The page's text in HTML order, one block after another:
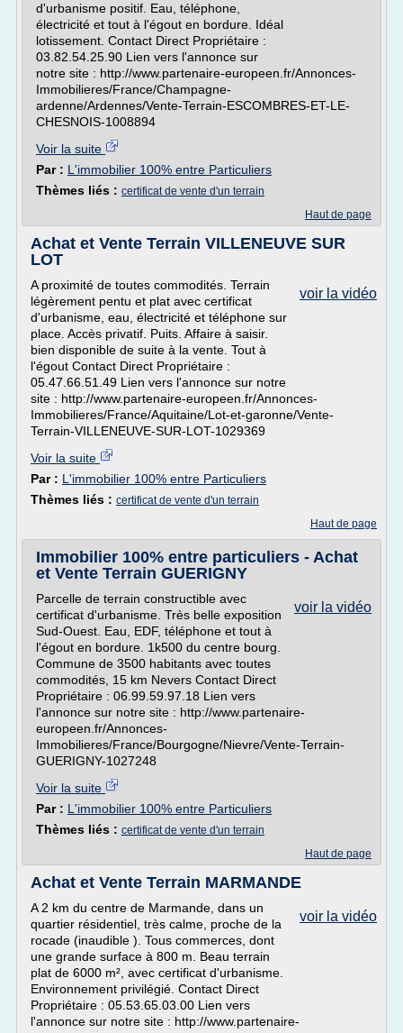
d'urbanisme positif. Eau, téléphone,
électricité et tout à l'égout en bordure. Idéal
lotissement. Contact Direct Propriétaire :
03.82.54.25.90 Lien vers l'annonce sur
notre site : http://www.partenaire-europeen.fr/Annonces-
Immobilieres/France/Champagne-
ardenne/Ardennes/Vente-Terrain-ESCOMBRES-ET-LE-
CHESNOIS-1008894
Voir la suite
Par : L'immobilier 100% entre Particuliers
Thèmes liés : certificat de vente d'un terrain
Haut de page
Achat et Vente Terrain VILLENEUVE SUR
LOT
voir la vidéo
A proximité de toutes commodités. Terrain
légèrement pentu et plat avec certificat
d'urbanisme, eau, électricité et téléphone sur
place. Accès privatif. Puits. Affaire à saisir.
bien disponible de suite à la vente. Tout à
l'égout Contact Direct Propriétaire :
05.47.66.51.49 Lien vers l'annonce sur notre
site : http://www.partenaire-europeen.fr/Annonces-
Immobilieres/France/Aquitaine/Lot-et-garonne/Vente-
Terrain-VILLENEUVE-SUR-LOT-1029369
Voir la suite
Par : L'immobilier 100% entre Particuliers
Thèmes liés : certificat de vente d'un terrain
Haut de page
Immobilier 100% entre particuliers - Achat
et Vente Terrain GUERIGNY
voir la vidéo
Parcelle de terrain constructible avec
certificat d'urbanisme. Très belle exposition
Sud-Ouest. Eau, EDF, téléphone et tout à
l'égout en bordure. 1k500 du centre bourg.
Commune de 3500 habitants avec toutes
commodités, 15 km Nevers Contact Direct
Propriétaire : 06.99.59.97.18 Lien vers
l'annonce sur notre site : http://www.partenaire-
europeen.fr/Annonces-
Immobilieres/France/Bourgogne/Nievre/Vente-Terrain-
GUERIGNY-1027248
Voir la suite
Par : L'immobilier 100% entre Particuliers
Thèmes liés : certificat de vente d'un terrain
Haut de page
Achat et Vente Terrain MARMANDE
voir la vidéo
A 2 km du centre de Marmande, dans un
quartier résidentiel, très calme, proche de la
rocade (inaudible ). Tous commerces, dont
une grande surface à 800 m. Beau terrain
plat de 6000 m², avec certificat d'urbanisme.
Environnement privilégié. Contact Direct
Propriétaire : 05.53.65.03.00 Lien vers
l'annonce sur notre site : http://www.partenaire-